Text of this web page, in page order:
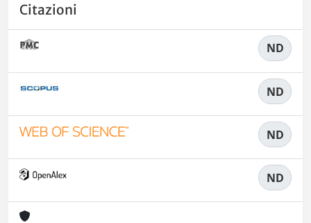
Citazioni
ND
ND
ND
ND